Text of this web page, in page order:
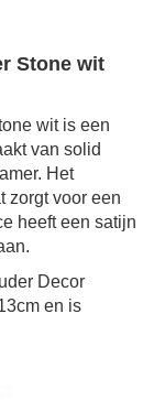
Stone wit
witis een
van solid
Het
zorgt voor een
heeft een satijn
Decor
en is